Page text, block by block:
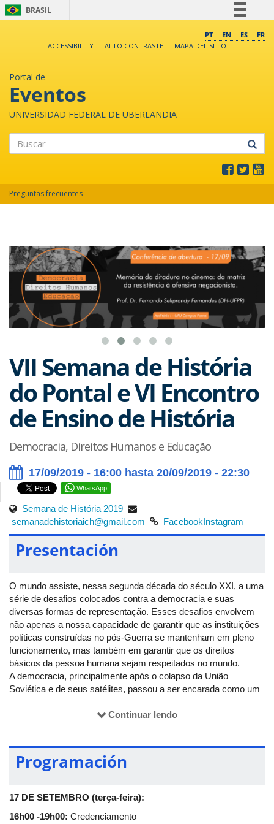
BRASIL
Comunica BR
PT EN ES
FR
ACCESSIBILITY
ALTO CONTRASTE MAPA DEL SITIO
Portal de
Eventos
UNIVERSIDAD FEDERAL DE UBERLANDIA
Preguntas frecuentes
VII Semana de História
do Pontal e VI Encontro
de Ensino de História
Democracia, Direitos Humanos e Educação
17/09/2019 - 16:00 hasta 20/09/2019 - 22:30
WhatsApp
Semana de História 2019
semanadehistoriaich@gmail.com
FacebookInstagram
Presentación
O mundo assiste, nessa segunda década do século XXI, a uma
série de desafios colocados contra a democracia e suas
diversas formas de representação. Esses desafios envolvem
não apenas a nossa capacidade de garantir que as instituições
políticas construídas no pós-Guerra se mantenham em pleno
funcionamento, mas também em garantir que os direitos
básicos da pessoa humana sejam respeitados no mundo.
A democracia, principalmente após o colapso da União
Soviética e de seus satélites, passou a ser encarada como um
disseminadas pelo mundo. Em nome da democracia foram
democracia (e a ideia de sociedade que ela carrega) que
garante a liberdade dos indivíduos em sociedade e a
modernidade, além da perspectiva de se conquistar melhores
condições de vida e de garantir a dignidade da pessoa humana
em todo o mundo. A democracia, enquanto valor a ser
Continuar lendo
Programación
17 DE SETEMBRO (terça-feira):
16h00 -19h00: Credenciamento